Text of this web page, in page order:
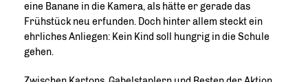
eine Banane in die Kamera, als hätte er gerade das
Frühstück neu erfunden. Doch hinter allem steckt ein
ehrliches Anliegen: Kein Kind soll hungrig in die Schule
gehen.